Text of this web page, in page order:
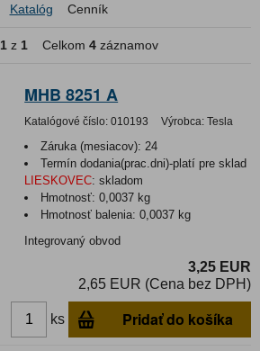
Katalóg Cenník
1 z 1 Celkom 4 záznamov
MHB 8251 A
Katalógové číslo: 010193 Výrobca: Tesla
Záruka (mesiacov): 24
Termín dodania(prac.dni)-platí pre sklad
LIESKOVEC: skladom
Hmotnosť:0,0037 kg
Hmotnosť balenia:0,0037 kg
Integrovaný obvod
3,25 EUR
2,65 EUR (Cena bez DPH)
ks Pridať do košíka